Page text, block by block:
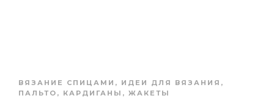
ВЯЗАНИЕ СПИЦАМИ , ИДЕИ ДЛЯ ВЯЗАНИЯ ,
ПАЛЬТО, КАРДИГАНЫ, ЖАКЕТЫ